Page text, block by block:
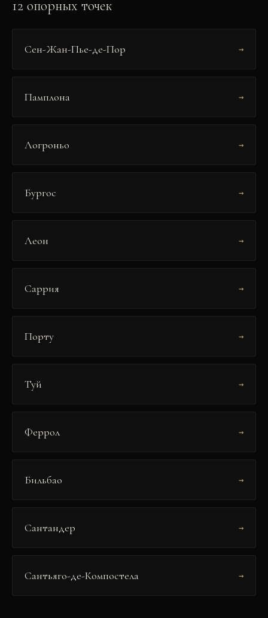
12 опорных точек
Сен-Жан-Пье-де-Пор →
Памплона →
Логроньо →
Бургос →
Леон →
Саррия →
Порту →
Туй →
Феррол →
Бильбао →
Сантандер →
Сантьяго-де-Компостела →